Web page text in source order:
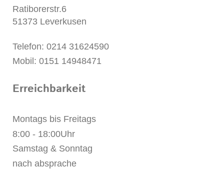
Ratiborerstr.6
51373 Leverkusen
Telefon: 0214 31624590
Mobil: 0151 14948471
Erreichbarkeit
Montags bis Freitags
8:00 - 18:00Uhr
Samstag & Sonntag
nach absprache